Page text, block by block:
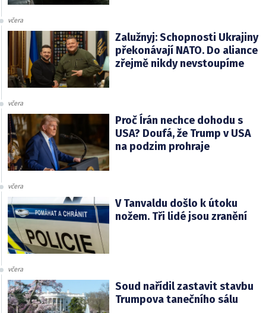
včera
Zalužnyj: Schopnosti Ukrajiny
překonávají NATO. Do aliance
zřejmě nikdy nevstoupíme
včera
Proč Írán nechce dohodu s
USA? Doufá, že Trump v USA
na podzim prohraje
včera
V Tanvaldu došlo k útoku
nožem. Tři lidé jsou zranění
včera
Soud nařídil zastavit stavbu
Trumpova tanečního sálu